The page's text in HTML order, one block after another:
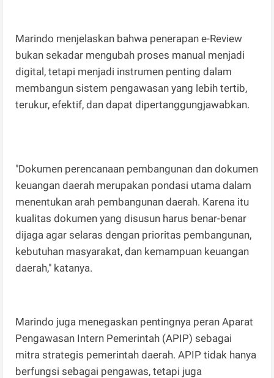
Marindo menjelaskan bahwa penerapan e-Review
bukan sekadar mengubah proses manual menjadi
digital, tetapi menjadi instrumen penting dalam
membangun sistem pengawasan yang lebih tertib,
terukur, efektif, dan dapat dipertanggungjawabkan.
"Dokumen perencanaan pembangunan dan dokumen
keuangan daerah merupakan pondasi utama dalam
menentukan arah pembangunan daerah. Karena itu
kualitas dokumen yang disusun harus benar-benar
dijaga agar selaras dengan prioritas pembangunan,
kebutuhan masyarakat, dan kemampuan keuangan
daerah," katanya.
Marindo juga menegaskan pentingnya peran Aparat
Pengawasan Intern Pemerintah (APIP) sebagai
mitra strategis pemerintah daerah. APIP tidak hanya
berfungsi sebagai pengawas, tetapi juga